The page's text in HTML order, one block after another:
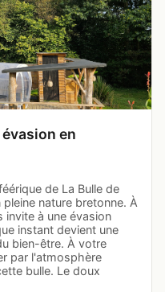
en
de La Bulle de
nature bretonne. À
invite à une évasion
instant devient une
bien-être. À votre
par l'atmosphère
bulle. Le doux